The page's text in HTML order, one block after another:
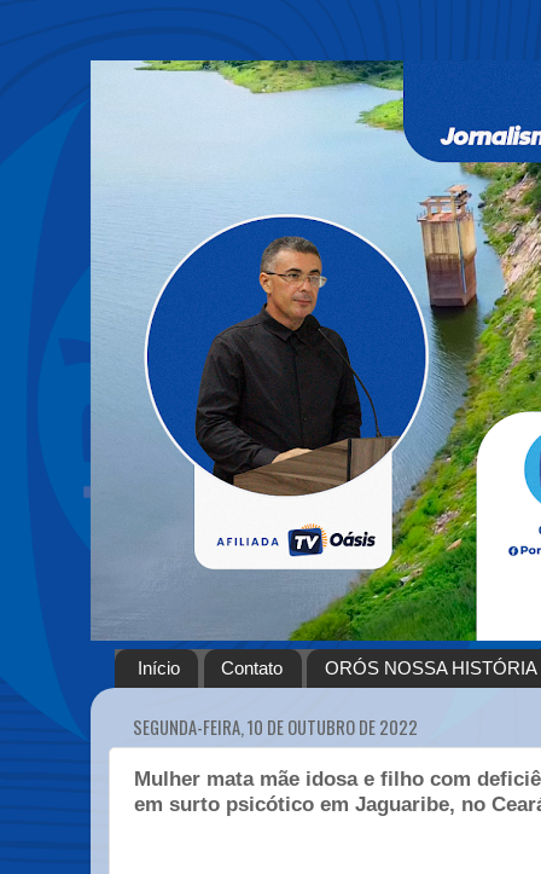
Início Contato ORÓS NOSSA HISTÓRIA
SEGUNDA-FEIRA, 10 DE OUTUBRO DE 2022
Mulher mata mãe idosa e filho com
em surto psicótico em Jaguaribe, no